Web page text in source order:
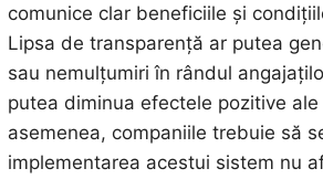
comunice clar beneficiile și
Lipsa de transparență ar putea
sau nemulțumiri în rândul
putea diminua efectele pozitive ale
asemenea, companiile trebuie să
implementarea acestui sistem nu